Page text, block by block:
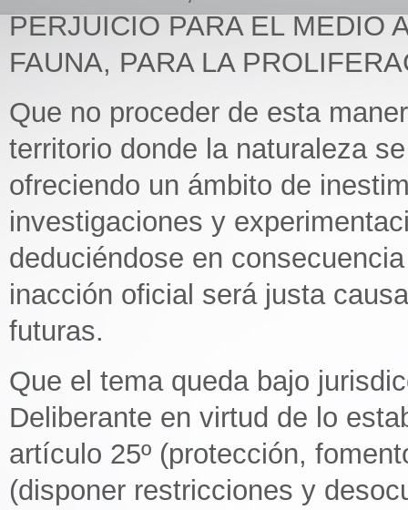
PERJUICIO PARA EL MEDIO
FAUNA, PARA LA
Que no proceder de esta
territorio donde la naturaleza
ofreciendo un ámbito de
investigaciones y
deduciéndose en
inacción oficial será justa
futuras.
Que el tema queda bajo
Deliberante en virtud de lo
artículo 25º (protección,
(disponer restricciones y